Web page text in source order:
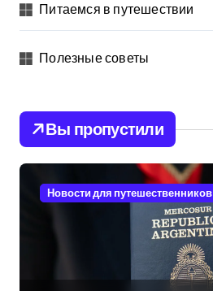
Питаемся в путешествии
Полезные советы
Вы пропустили
Новости для путешественников